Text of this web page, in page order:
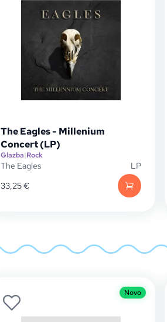
The Eagles - Millenium
Concert (LP)
Glazba|Rock
The Eagles
LP
33,25€
Novo